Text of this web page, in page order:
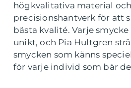
högkvalitativa material och
precisionshantverk för att
bästa kvalité. Varje
unikt, och Pia Hultgren
smycken som känns
för varje individ som bär